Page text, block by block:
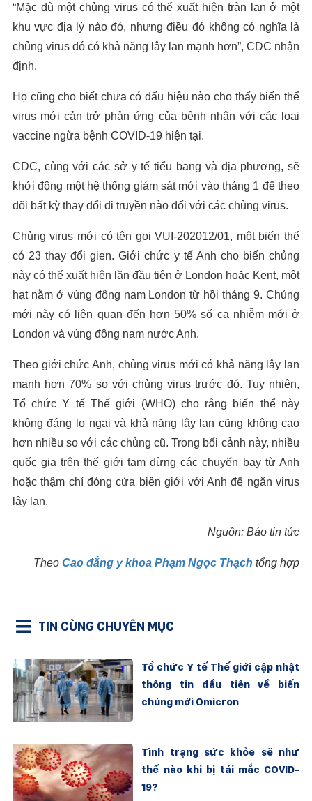
“Mặc dù một chủng virus có thể xuất hiện tràn lan ở một
khu vực địa lý nào đó, nhưng điều đó không có nghĩa là
chủng virus đó có khả năng lây lan mạnh hơn”, CDC nhận
định.
Họ cũng cho biết chưa có dấu hiệu nào cho thấy biến thể
virus mới cản trở phản ứng của bệnh nhân với các loại
vaccine ngừa bệnh COVID-19 hiện tại.
CDC, cùng với các sở y tế tiểu bang và địa phương, sẽ
khởi động một hệ thống giám sát mới vào tháng 1 để theo
dõi bất kỳ thay đổi di truyền nào đối với các chủng virus.
Chủng virus mới có tên gọi VUI-202012/01, một biến thể
có 23 thay đổi gien. Giới chức y tế Anh cho biến chủng
này có thể xuất hiện lần đầu tiên ở London hoặc Kent, một
hạt nằm ở vùng đông nam London từ hồi tháng 9. Chủng
mới này có liên quan đến hơn 50% số ca nhiễm mới ở
London và vùng đông nam nước Anh.
Theo giới chức Anh, chủng virus mới có khả năng lây lan
mạnh hơn 70% so với chủng virus trước đó. Tuy nhiên,
Tổ chức Y tế Thế giới (WHO) cho rằng biến thể này
không đáng lo ngại và khả năng lây lan cũng không cao
hơn nhiều so với các chủng cũ. Trong bối cảnh này, nhiều
quốc gia trên thế giới tạm dừng các chuyến bay từ Anh
hoặc thậm chí đóng cửa biên giới với Anh để ngăn virus
lây lan.
Nguồn: Báo tin tức
TheoCao đẳng y khoa Phạm Ngọc Thạch tổng hợp
TIN CÙNG CHUYÊN MỤC
Tổ chức Y tế Thế giới cập nhật
thông tin đầu tiên về biến
chủng mới Omicron
Tình trạng sức khỏe sẽ như
thế nào khi bị tái mắc COVID-
19?